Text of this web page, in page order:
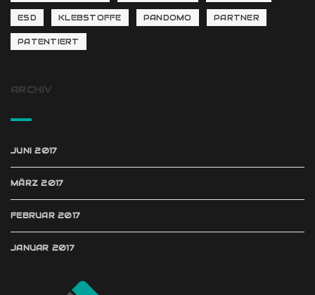
ESD KLEBSTOFFE PANDOMO PARTNER
PATENTIERT
ARCHIV
JUNI 2017
MÄRZ 2017
FEBRUAR 2017
JANUAR 2017